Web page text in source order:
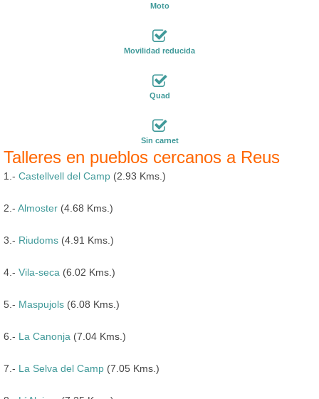
Moto
Movilidad reducida
Quad
Sin carnet
Talleres en pueblos cercanos a Reus
1.- Castellvell del Camp (2.93 Kms.)
2.- Almoster (4.68 Kms.)
3.- Riudoms (4.91 Kms.)
4.- Vila-seca (6.02 Kms.)
5.- Maspujols (6.08 Kms.)
6.- La Canonja (7.04 Kms.)
7.- La Selva del Camp (7.05 Kms.)